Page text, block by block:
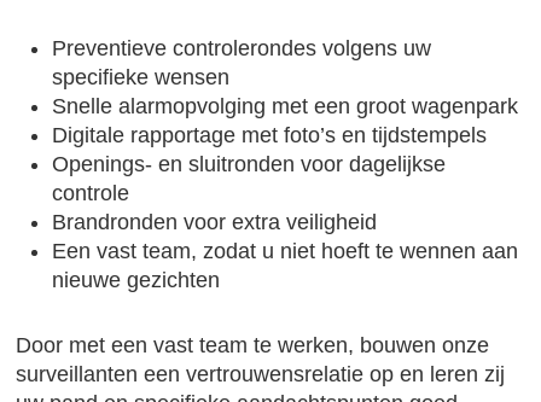
Preventieve controlerondes volgens uw
specifieke wensen
Snelle alarmopvolging met een groot wagenpark
Digitale rapportage met foto’s en tijdstempels
Openings- en sluitronden voor dagelijkse
controle
Brandronden voor extra veiligheid
Een vast team, zodat u niet hoeft te wennen aan
nieuwe gezichten
Door met een vast team te werken, bouwen onze
surveillanten een vertrouwensrelatie op en leren zij